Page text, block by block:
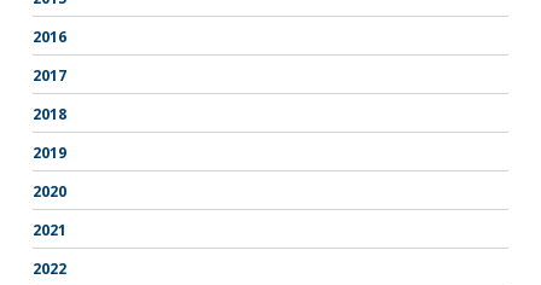
2016
2017
2018
2019
2020
2021
2022